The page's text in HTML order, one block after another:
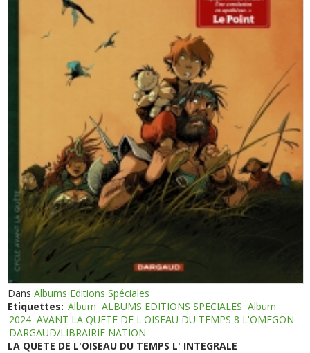
DansAlbums Editions Spéciales
Etiquettes: Album ALBUMS EDITIONS SPECIALES Album
2024 AVANT LA QUETE DE L'OISEAU DU TEMPS 8 L'OMEGON
DARGAUD/LIBRAIRIE NATION
LA QUETE DE L'OISEAU DU TEMPS L' INTEGRALE